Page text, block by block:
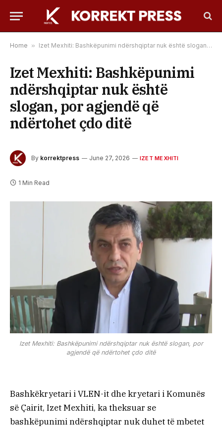
Home » Izet Mexhiti: Bashkëpunimi ndërshqiptar nuk është slogan, por agjendë që ndërtohet çdo ditë
Izet Mexhiti: Bashkëpunimi
ndërshqiptar nuk është
slogan, por agjendë që
ndërtohet çdo ditë
By korrektpress June 27, 2026 IZET MEXHITI
1 Min Read
Izet Mexhiti: Bashkëpunimi ndërshqiptar nuk është slogan, por
agjendë që ndërtohet çdo ditë
Bashkëkryetari i VLEN-it dhe kryetari i Komunës
së Çairit, Izet Mexhiti, ka theksuar se
bashkëpunimi ndërshqiptar nuk duhet të mbetet